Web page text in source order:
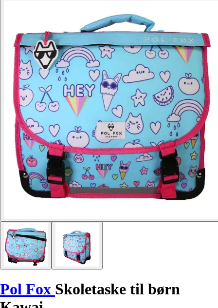
Pol Fox Skoletaske til børn